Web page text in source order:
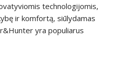
technologijomis,
ir komfortą, siūlydamas
yra populiarus